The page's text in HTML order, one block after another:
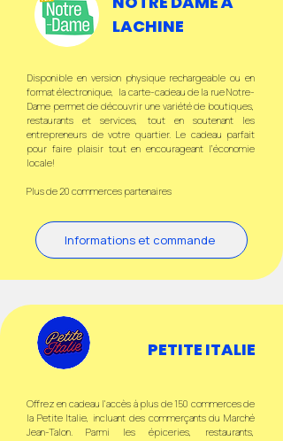
LACHINE
Disponible en version physique rechargeable ou en
format électronique, la carte-cadeau de la rue Notre-
Dame permet de découvrir une variété de boutiques,
restaurants et services, tout en soutenant les
entrepreneurs de votre quartier. Le cadeau parfait
pour faire plaisir tout en encourageant l’économie
locale!
Plus de 20 commerces partenaires
Informations et commande
PETITE ITALIE
Offrez en cadeau l'accès à plus de 150 commerces de
la Petite Italie, incluant des commerçants du Marché
Jean-Talon. Parmi les épiceries, restaurants,